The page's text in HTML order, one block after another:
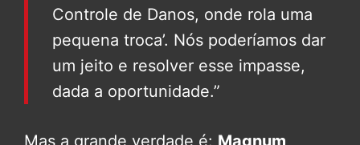
Controle de Danos, onde rola uma
pequena troca’. Nós poderíamos dar
um jeito e resolver esse impasse,
dada a oportunidade.”